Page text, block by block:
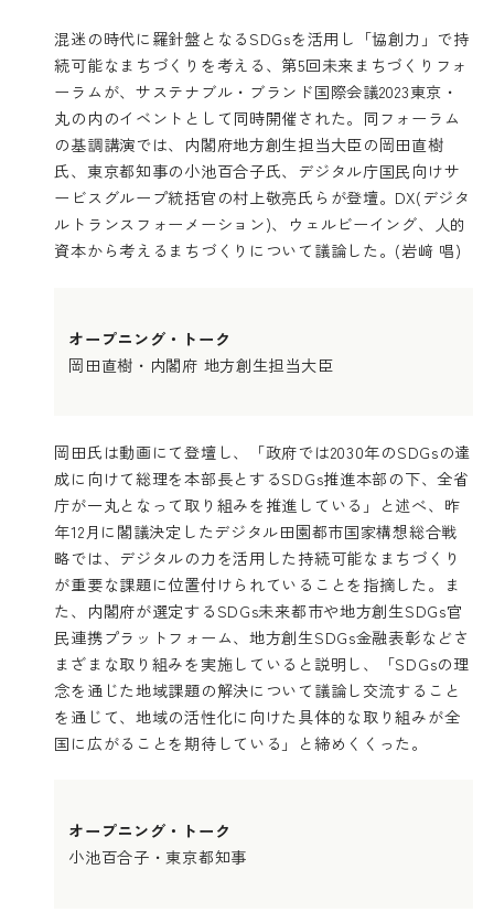
混迷の時代に羅針盤となるSDGsを活用し「協創力」で持
続可能なまちづくりを考える、第5回未来まちづくりフォ
ーラムが、サステナブル・ブランド国際会議2023東京・
丸の内のイベントとして同時開催された。同フォーラム
の基調講演では、内閣府地方創生担当大臣の岡田直樹
氏、東京都知事の小池百合子氏、デジタル庁国民向けサ
ービスグループ統括官の村上敬亮氏らが登壇。DX(デジタ
ルトランスフォーメーション)、ウェルビーイング、人的
資本から考えるまちづくりについて議論した。(岩﨑 唱)
オープニング・トーク
岡田直樹・内閣府 地方創生担当大臣
岡田氏は動画にて登壇し、「政府では2030年のSDGsの達
成に向けて総理を本部長とするSDGs推進本部の下、全省
庁が一丸となって取り組みを推進している」と述べ、昨
年12月に閣議決定したデジタル田園都市国家構想総合戦
略では、デジタルの力を活用した持続可能なまちづくり
が重要な課題に位置付けられていることを指摘した。ま
た、内閣府が選定するSDGs未来都市や地方創生SDGs官
民連携プラットフォーム、地方創生SDGs金融表彰などさ
まざまな取り組みを実施していると説明し、「SDGsの理
念を通じた地域課題の解決について議論し交流すること
を通じて、地域の活性化に向けた具体的な取り組みが全
国に広がることを期待している」と締めくくった。
オープニング・トーク
小池百合子・東京都知事